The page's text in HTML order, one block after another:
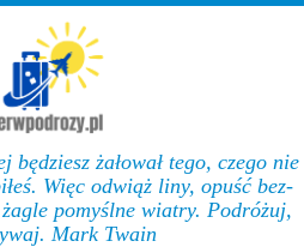
żałował te­go, cze­go nie
Więc od­wiąż li­ny, opuść bez­
po­myślne wiat­ry. Podróżuj,
Mark Twain